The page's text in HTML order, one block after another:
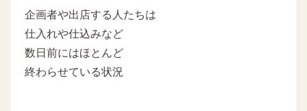
企画者や出店する人たちは
仕入れや仕込みなど
数日前にはほとんど
終わらせている状況